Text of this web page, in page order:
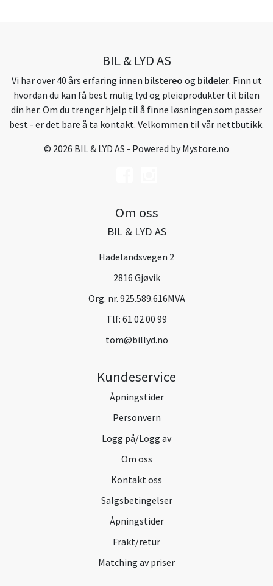
BIL & LYD AS
Vi har over 40 års erfaring innen bilstereo og bildeler. Finn ut
hvordan du kan få best mulig lyd og pleieprodukter til bilen
din her. Om du trenger hjelp til å finne løsningen som passer
best - er det bare å ta kontakt. Velkommen til vår nettbutikk.
© 2026 BIL & LYD AS - Powered byMystore.no
Om oss
BIL & LYD AS
Hadelandsvegen 2
2816 Gjøvik
Org. nr. 925.589.616MVA
Tlf: 61 02 00 99
tom@billyd.no
Kundeservice
Åpningstider
Personvern
Logg på/Logg av
Om oss
Kontakt oss
Salgsbetingelser
Åpningstider
Frakt/retur
Matching av priser